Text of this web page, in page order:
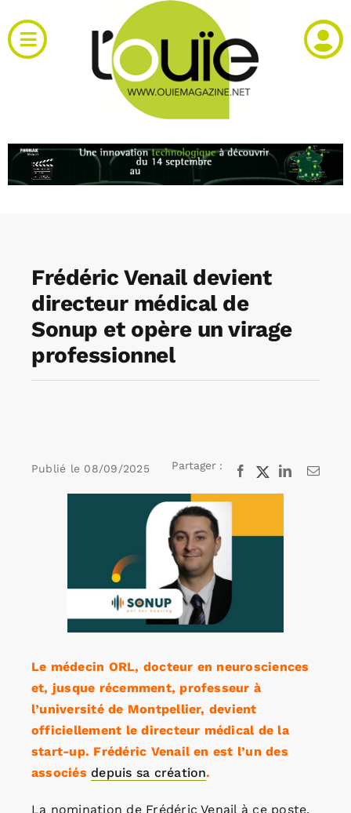
au
contenu
Toggle
Navigation
RH et emploi
Agenda
Kiosque
Annonces emploi
Frédéric Venail devient
directeur médical de
Sonup et opère un virage
professionnel
Publié le 08/09/2025 Partager : Facebook
X LinkedInEmail
Le médecin ORL, docteur en neurosciences
et, jusque récemment, professeur à
l’université de Montpellier, devient
officiellement le directeur médical de la
start-up. Frédéric Venail en est l’un des
associés depuis sa création.
La nomination de Frédéric Venail à ce poste,